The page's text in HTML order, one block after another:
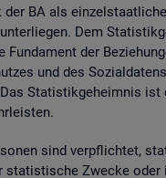
BA als
Dem
der
und des
Sta­tis­tik­ge­heim­nis
sind ver­pflich­tet,
Zwe­cke